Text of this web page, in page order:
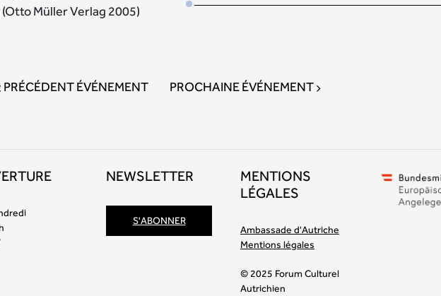
Müller Verlag 2005)
PRÉCÉDENT ÉVÉNEMENT PROCHAINE ÉVÉNEMENT
NEWSLETTER
S'ABONNER
MENTIONS
LÉGALES
Ambassade d'Autriche
Mentions légales
© 2025 Forum Culturel
Autrichien